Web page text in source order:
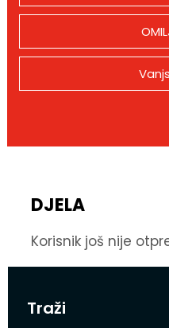
Traži
DJELA
Korisnik još nije